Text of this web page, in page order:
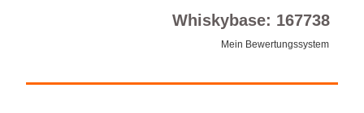
Whiskybase: 167738
Mein Bewertungssystem